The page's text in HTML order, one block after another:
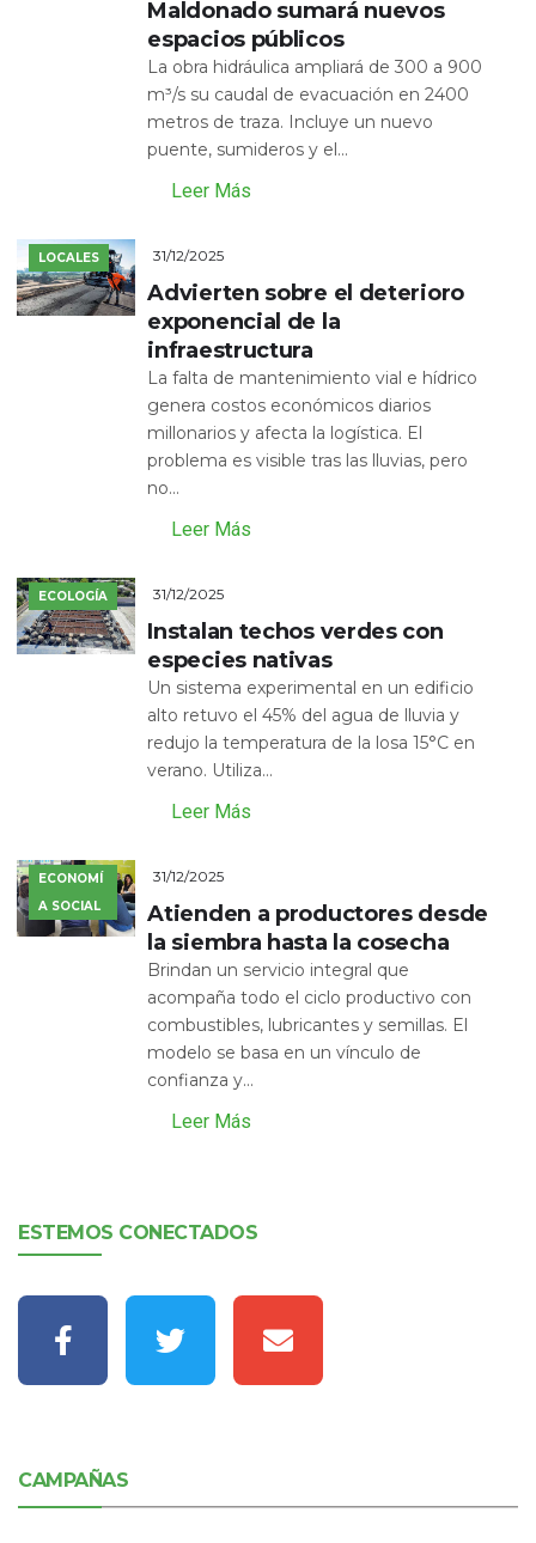
Maldonado sumará nuevos
espacios públicos
La obra hidráulica ampliará de 300 a 900
m³/s su caudal de evacuación en 2400
metros de traza. Incluye un nuevo
puente, sumideros y el...
Leer Más
LOCALES 31/12/2025
Advierten sobre el deterioro
exponencial de la
infraestructura
La falta de mantenimiento vial e hídrico
genera costos económicos diarios
millonarios y afecta la logística. El
problema es visible tras las lluvias, pero
no...
Leer Más
ECOLOGÍA 31/12/2025
Instalan techos verdes con
especies nativas
Un sistema experimental en un edificio
alto retuvo el 45% del agua de lluvia y
redujo la temperatura de la losa 15°C en
verano. Utiliza...
Leer Más
ECONOMÍ
A SOCIAL
31/12/2025
Atienden a productores desde
la siembra hasta la cosecha
Brindan un servicio integral que
acompaña todo el ciclo productivo con
combustibles, lubricantes y semillas. El
modelo se basa en un vínculo de
confianza y...
Leer Más
ESTEMOS CONECTADOS
CAMPAÑAS